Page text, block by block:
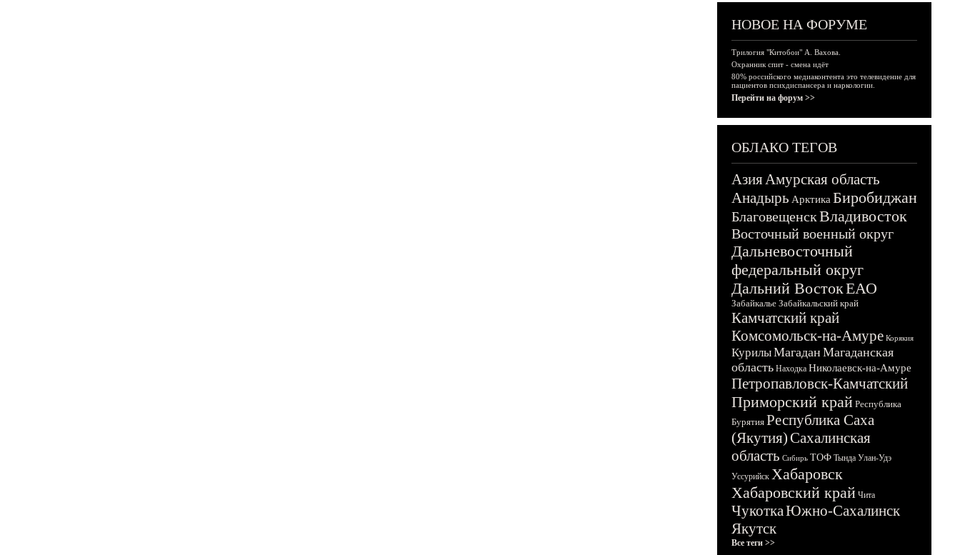
НОВОЕ НА ФОРУМЕ
Трилогия "Китобои" А. Вахова.
Охранник спит - смена идёт
80% российского медиаконтента это телевидение для
пациентов психдиспансера и наркологии.
Перейти на форум >>
ОБЛАКО ТЕГОВ
АзияАмурская область
Анадырь Арктика Биробиджан
БлаговещенскВладивосток
Восточный военный округ
Дальневосточный
федеральный округ
Дальний ВостокЕАО
Забайкалье Забайкальский край
Камчатский край
Комсомольск-на-Амуре Корякия
КурилыМагадан Магаданская
область Находка Николаевск-на-Амуре
Петропавловск-Камчатский
Приморский край Республика
Бурятия Республика Саха
(Якутия)Сахалинская
область Сибирь ТОФ Тында Улан-Удэ
Уссурийск Хабаровск
Хабаровский край Чита
ЧукоткаЮжно-Сахалинск
Якутск
Все теги >>